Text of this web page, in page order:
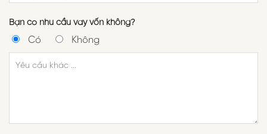
Bạn có nhu cầu vay vốn không?
Có Không